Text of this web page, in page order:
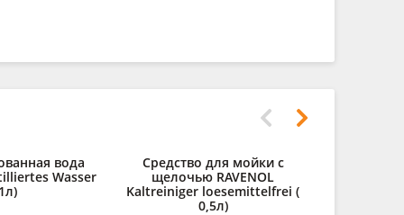
вода
Wasser
Средство для мойки с
щелочью RAVENOL
Kaltreiniger loesemittelfrei (
0,5л)